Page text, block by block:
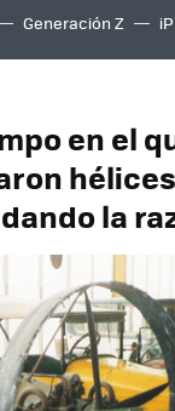
Generación Z
en el
la